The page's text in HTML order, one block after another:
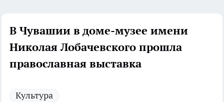
В Чувашии в доме-музее имени
Николая Лобачевского прошла
православная выставка
Культура